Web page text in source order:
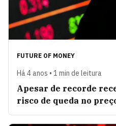
FUTURE OF MONEY
Há 4 anos • 1 min de leitura
Apesar de recorde
risco de queda no